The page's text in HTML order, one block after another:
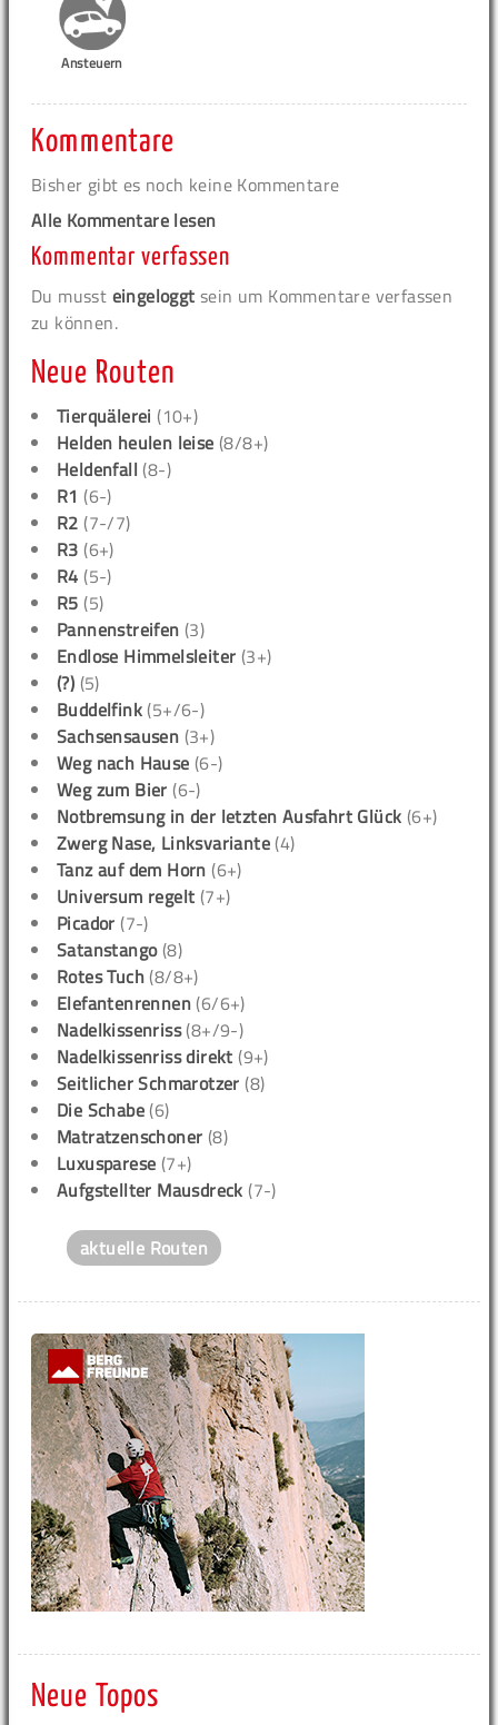
Ansteuern
Kommentare
Bisher gibt es noch keine Kommentare
Alle Kommentare lesen
Kommentar verfassen
Du musst eingeloggt sein um Kommentare verfassen
zu können.
Neue Routen
Tierquälerei (10+)
Helden heulen leise (8/8+)
Heldenfall (8-)
R1 (6-)
R2 (7-/7)
R3 (6+)
R4 (5-)
R5 (5)
Pannenstreifen (3)
Endlose Himmelsleiter (3+)
(?) (5)
Buddelfink (5+/6-)
Sachsensausen (3+)
Weg nach Hause (6-)
Weg zum Bier (6-)
Notbremsung in der letzten Ausfahrt Glück (6+)
Zwerg Nase, Linksvariante (4)
Tanz auf dem Horn (6+)
Universum regelt (7+)
Picador (7-)
Satanstango(8)
Rotes Tuch (8/8+)
Elefantenrennen (6/6+)
Nadelkissenriss(8+/9-)
Nadelkissenriss direkt (9+)
Seitlicher Schmarotzer (8)
Die Schabe (6)
Matratzenschoner (8)
Luxusparese (7+)
Aufgstellter Mausdreck (7-)
aktuelle Routen
Neue Topos